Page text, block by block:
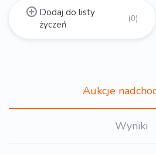
Dodaj do listy
życzeń
(0)
Aukcje
Wyniki